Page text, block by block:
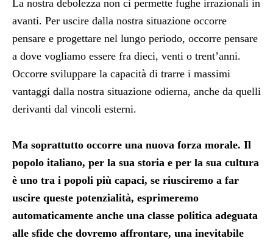
La nostra debolezza non ci permette fughe irrazionali in
avanti. Per uscire dalla nostra situazione occorre
pensare e progettare nel lungo periodo, occorre pensare
a dove vogliamo essere fra dieci, venti o trent’anni.
Occorre sviluppare la capacità di trarre i massimi
vantaggi dalla nostra situazione odierna, anche da quelli
derivanti dal vincoli esterni.
Ma soprattutto occorre una nuova forza morale. Il
popolo italiano, per la sua storia e per la sua cultura
è uno tra i popoli più capaci, se riusciremo a far
uscire queste potenzialità, esprimeremo
automaticamente anche una classe politica adeguata
alle sfide che dovremo affrontare, una inevitabile